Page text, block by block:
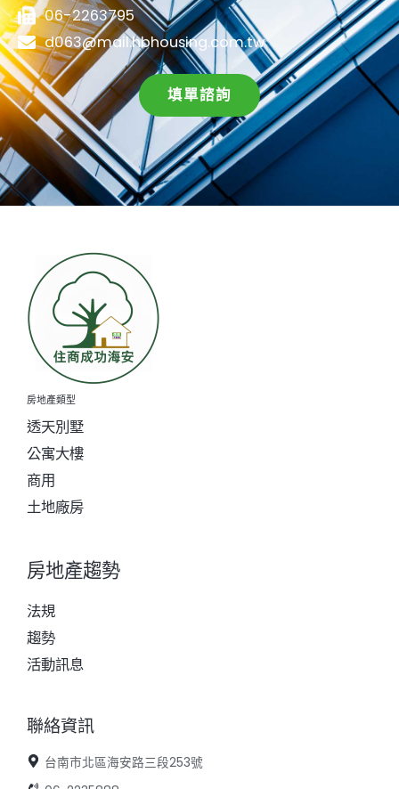
06-2263795
d063@mail.hbhousing.com.tw
填單諮詢
房地產類型
透天別墅
公寓大樓
商用
土地廠房
房地產趨勢
法規
趨勢
活動訊息
聯絡資訊
台南市北區海安路三段253號